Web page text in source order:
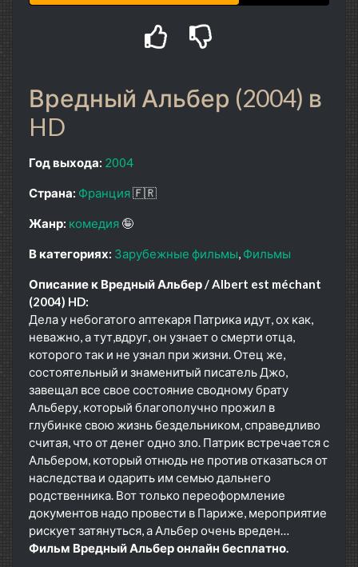
Вредный Альбер (2004) в
HD
Год выхода: 2004
Страна: Франция🇫🇷
Жанр: комедия 🤪
В категориях: Зарубежные фильмы Фильмы
Описание к Вредный Альбер / Albert est méchant
(2004) HD:
Дела у небогатого аптекаря Патрика идут, ох как,
неважно, а тут,вдруг, он узнает о смерти отца,
которого так и не узнал при жизни. Отец же,
состоятельный и знаменитый писатель Джо,
завещал все свое состояние сводному брату
Альберу, который благополучно прожил в
глубинке свою жизнь бездельником, справедливо
считая, что от денег одно зло. Патрик встречается с
Альбером, который отнюдь не против отказаться от
наследства и одарить им семью дальнего
родственника. Вот только переоформление
документов надо провести в Париже, мероприятие
рискует затянуться, а Альбер очень вреден…
Фильм Вредный Альбер онлайн бесплатно.